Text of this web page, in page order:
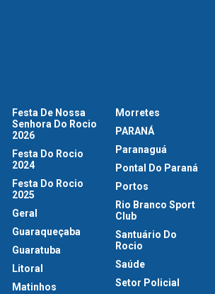
Festa De Nossa
Senhora Do Rocio
2026
Festa Do Rocio
2024
Festa Do Rocio
2025
Geral
Guaraqueçaba
Guaratuba
Litoral
Matinhos
Morretes
PARANÁ
Paranaguá
Pontal Do Paraná
Portos
Rio Branco Sport
Club
Santuário Do
Rocio
Saúde
Setor Policial